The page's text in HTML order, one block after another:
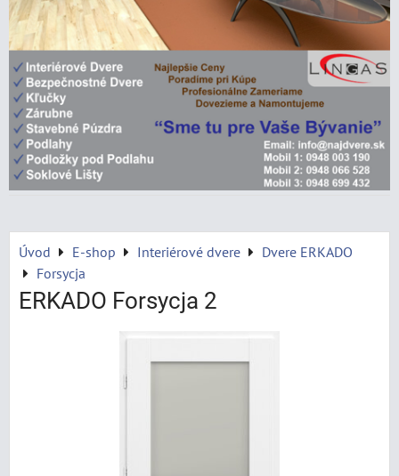
Úvod E-shop Interiérové dvere
Dvere ERKADO
Forsycja
ERKADO Forsycja 2